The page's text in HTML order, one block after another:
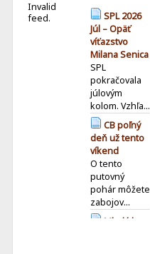
Invalid
feed.
SPL 2026
Júl – Opäť
víťazstvo
Milana Senica
SPL
pokračovala
júlovým
kolom. Vzhľa...
CB poľný
deň už tento
víkend
O tento
putovný
pohár môžete
zabojov...
Mladá krv